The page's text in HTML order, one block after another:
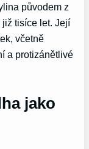
původem z
tisíce let. Její
včetně
a protizánětlivé
jako